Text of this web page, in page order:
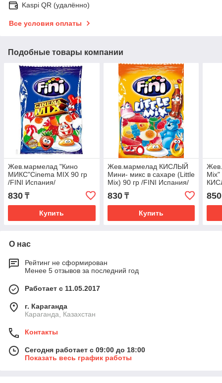
Kaspi QR (удалённо)
Все условия оплаты
Подобные товары компании
Жев.мармелад "Кино
МИКС"Cinema MIX 90 гр
/FINI Испания/
830 ₸
Купить
Жев.мармелад КИСЛЫЙ
Мини- микс в сахаре (Little
Mix) 90 гр /FINI Испания/
830₸
Купить
Mix"
850
О нас
Рейтинг не сформирован
Менее 5 отзывов за последний год
Работает с 11.05.2017
г. Караганда
Караганда, Казахстан
Контакты
Сегодня работает с 09:00 до 18:00
Показать весь график работы